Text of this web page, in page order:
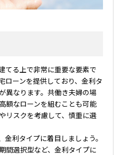
てる上で非常に重要な要素で
ローンを提供しており、金利タ
異なります。共働き夫婦の場
額なローンを組むことも可能
リスクを考慮して、慎重に選
利タイプに着目しましょう。
間選択型など、金利タイプに